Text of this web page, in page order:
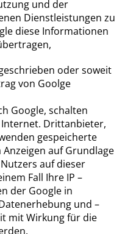
und der
Dienstleistungen zu
diese Informationen
oder soweit
von Goolge
Google, schalten
Internet. Drittanbieter,
gespeicherte
auf Grundlage
auf dieser
Fall Ihre IP –
der Google in
und –
mit Wirkung für die